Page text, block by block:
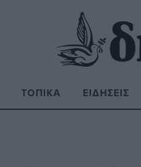
ΤΟΠΙΚΆ ΕΙΔΉΣΕΙΣ